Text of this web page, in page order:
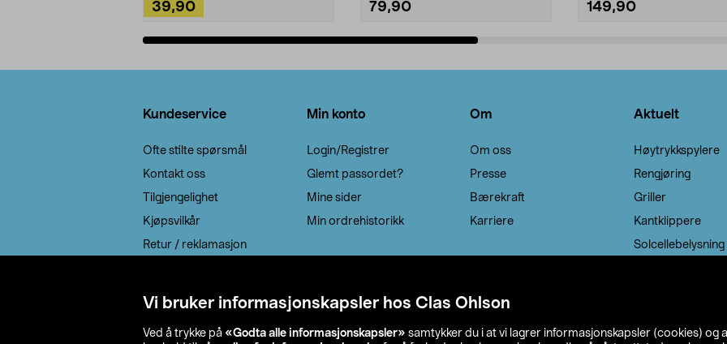
Vi bruker informasjonskapsler hos Clas Ohlson
Ved å trykke på «Godta alle informasjonskapsler» samtykker du i at vi lagrer informasjonskapsler (cookies) og
39,90 79,90 149,90
Kundeservice
Ofte stilte spørsmål
Kontakt oss
Tilgjengelighet
Kjøpsvilkår
Retur / reklamasjon
Min konto
Login/Registrer
Glemt passordet?
Mine sider
Min ordrehistorikk
Om
Om oss
Presse
Bærekraft
Karriere
Aktuelt
Høytrykkspylere
Rengjøring
Griller
Kantklippere
Solcellebelysning